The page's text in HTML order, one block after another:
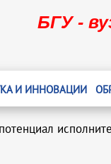
БГУ -
И ИННОВАЦИИ